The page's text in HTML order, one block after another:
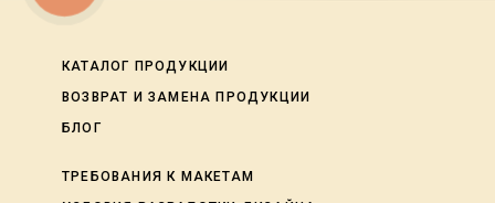
КАТАЛОГ ПРОДУКЦИИ
ВОЗВРАТ И ЗАМЕНА ПРОДУКЦИИ
БЛОГ
ТРЕБОВАНИЯ К МАКЕТАМ